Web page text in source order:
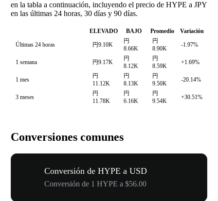
en la tabla a continuación, incluyendo el precio de HYPE a JPY
en las últimas 24 horas, 30 días y 90 días.
ELEVADO BAJO Promedio
Variación
Últimas 24 horas
円9.10K
円
8.66K
円
8.90K
-1.97%
1 semana 円9.17K
円
8.12K
円
8.59K
+1.69%
1 mes
円
11.12K
円
8.13K
円
9.50K
-20.14%
3 meses
円
11.78K
円
6.16K
円
9.54K
+30.51%
Conversiones comunes
Conversión de HYPE a USD
Conversión de 1 HYPE a $56.00